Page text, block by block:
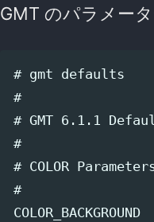
GMT のパラメー
# gmt defaults
#
# GMT 6.1.1
#
# COLOR
#